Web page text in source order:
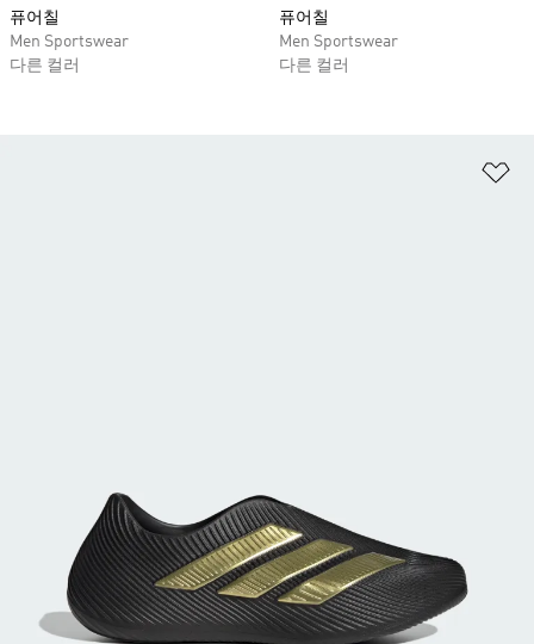
퓨어칠
Men Sportswear
다른 컬러
퓨어칠
Men Sportswear
다른 컬러